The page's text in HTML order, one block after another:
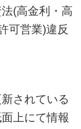
(高金利・高
可営業)違反
されている
上にて情報